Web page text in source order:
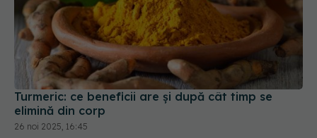
Turmeric: ce beneficii are și după cât timp se
elimină din corp
26 noi 2025, 16:45